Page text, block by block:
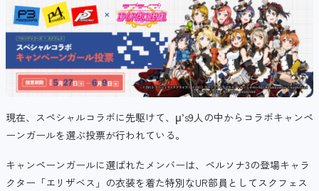
現在、スペシャルコラボに先駆けて、 μ’s9人の中から コラボキャンペ
ーンガールを選ぶ投票が行われている。
キャンペーンガールに選ばれたメンバーは、ペルソナ3の登場キャラ
クター「エリザベス」の衣装を着た特別なUR部員としてスクフェス